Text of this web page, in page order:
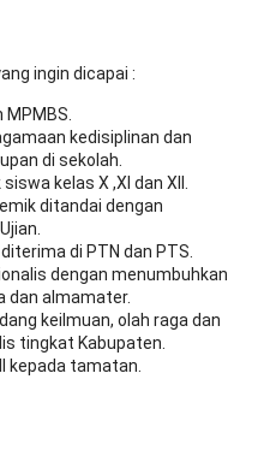
ingin dicapai :
kedisiplinan dan
di sekolah.
kelas X ,XI dan XII.
ditandai dengan
di PTN dan PTS.
dengan menumbuhkan
dan almamater.
keilmuan, olah raga dan
tingkat Kabupaten.
kepada tamatan.